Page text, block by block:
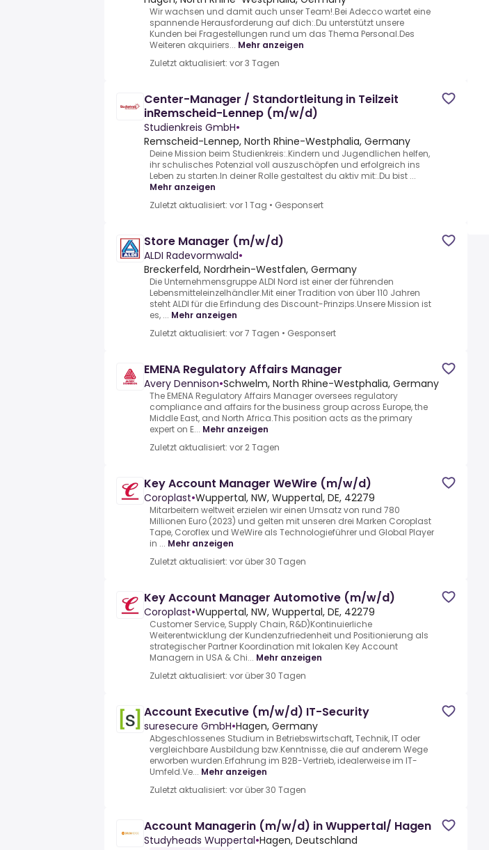
Wir wachsen und damit auch unser Team!.Bei Adecco wartet eine
spannende Herausforderung auf dich:.Du unterstützt unsere
Kunden bei Fragestellungen rund um das Thema Personal.Des
Weiteren akquiriers... Mehr anzeigen
Zuletzt aktualisiert: vor 3 Tagen
Center-Manager / Standortleitung in Teilzeit
inRemscheid-Lennep (m/w/d)
Studienkreis GmbH•
Remscheid-Lennep, North Rhine-Westphalia, Germany
Deine Mission beim Studienkreis:.Kindern und Jugendlichen helfen,
ihr schulisches Potenzial voll auszuschöpfen und erfolgreich ins
Leben zu starten.In deiner Rolle gestaltest du aktiv mit:.Du bist ...
Mehr anzeigen
Zuletzt aktualisiert: vor 1 Tag • Gesponsert
Store Manager (m/w/d)
ALDI Radevormwald•
Breckerfeld, Nordrhein-Westfalen, Germany
Die Unternehmensgruppe ALDI Nord ist einer der führenden
Lebensmitteleinzelhändler.Mit einer Tradition von über 110 Jahren
steht ALDI für die Erfindung des Discount-Prinzips.Unsere Mission ist
es, ... Mehr anzeigen
Zuletzt aktualisiert: vor 7 Tagen • Gesponsert
EMENA Regulatory Affairs Manager
Avery Dennison•Schwelm, North Rhine-Westphalia, Germany
The EMENA Regulatory Affairs Manager oversees regulatory
compliance and affairs for the business group across Europe, the
Middle East, and North Africa.This position acts as the primary
expert on E... Mehr anzeigen
Zuletzt aktualisiert: vor 2 Tagen
Key Account Manager WeWire (m/w/d)
Coroplast•Wuppertal, NW, Wuppertal, DE, 42279
Mitarbeitern weltweit erzielen wir einen Umsatz von rund 780
Millionen Euro (2023) und gelten mit unseren drei Marken Coroplast
Tape, Coroflex und WeWire als Technologieführer und Global Player
in ... Mehr anzeigen
Zuletzt aktualisiert: vor über 30 Tagen
Key Account Manager Automotive (m/w/d)
Coroplast•Wuppertal, NW, Wuppertal, DE, 42279
Customer Service, Supply Chain, R&D)Kontinuierliche
Weiterentwicklung der Kundenzufriedenheit und Positionierung als
strategischer Partner Koordination mit lokalen Key Account
Managern in USA & Chi... Mehr anzeigen
Zuletzt aktualisiert: vor über 30 Tagen
Account Executive (m/w/d) IT-Security
suresecure GmbH•Hagen, Germany
Abgeschlossenes Studium in Betriebswirtschaft, Technik, IT oder
vergleichbare Ausbildung bzw.Kenntnisse, die auf anderem Wege
erworben wurden.Erfahrung im B2B-Vertrieb, idealerweise im IT-
Umfeld.Ve... Mehr anzeigen
Zuletzt aktualisiert: vor über 30 Tagen
Account Managerin (m/w/d) in Wuppertal/ Hagen
Studyheads Wuppertal•Hagen, Deutschland